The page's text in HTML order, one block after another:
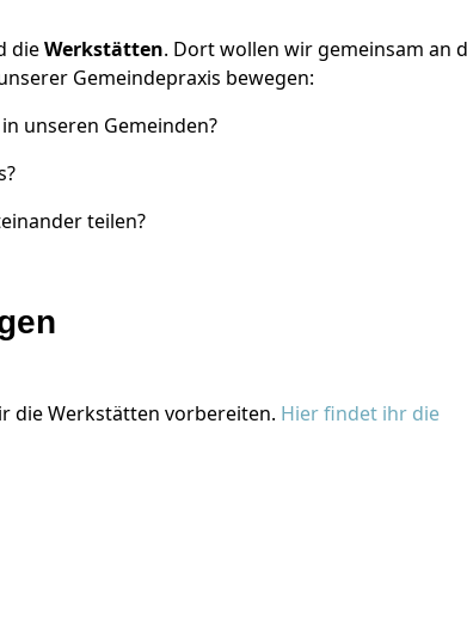
dieWerkstätten. Dort wollen wir gemeinsam an
Gemeindepraxis bewegen:
unseren Gemeinden?
teilen?
die Werkstätten vorbereiten. Hier findet ihr die